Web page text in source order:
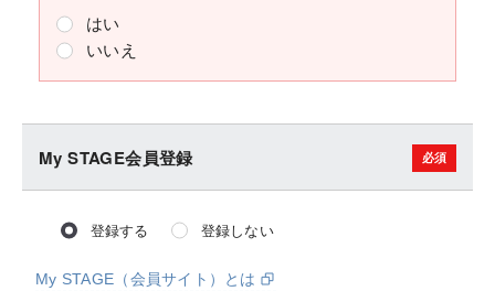
はい
いいえ
My STAGE会員登録
登録する 登録しない
My STAGE（会員サイト）とは